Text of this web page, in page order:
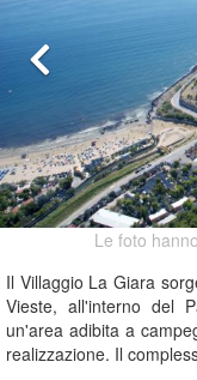
Le foto
Il Villaggio La Giara
Vieste, all'interno del
un'area adibita a
realizzazione. Il